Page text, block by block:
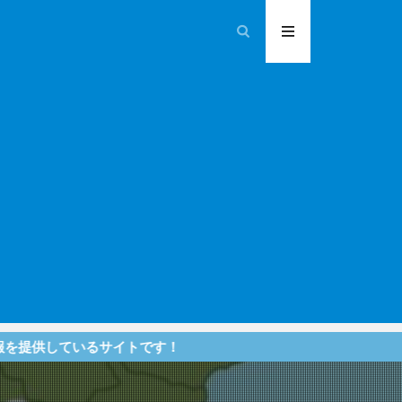
トです！